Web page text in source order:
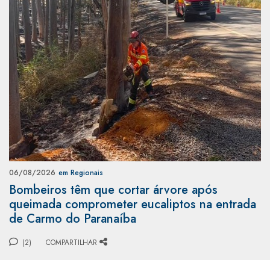
06/08/2026 em Regionais
Bombeiros têm que cortar árvore após
queimada comprometer eucaliptos na entrada
de Carmo do Paranaíba
(2) COMPARTILHAR